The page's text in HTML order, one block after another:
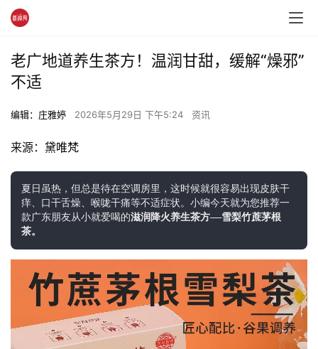
老广地道养生茶方！温润甘甜，缓解“燥邪”
不适
编辑：庄雅婷 2026年5月29日 下午5:24 资讯
来源： 黛唯梵
夏日虽热，但总是待在空调房里，这时候就很容易出现皮肤干
痒、口干舌燥、喉咙干痛等不适症状。小编今天就为您推荐一
款广东朋友从小就爱喝的滋润降火养生茶方——雪梨竹蔗茅根
茶。